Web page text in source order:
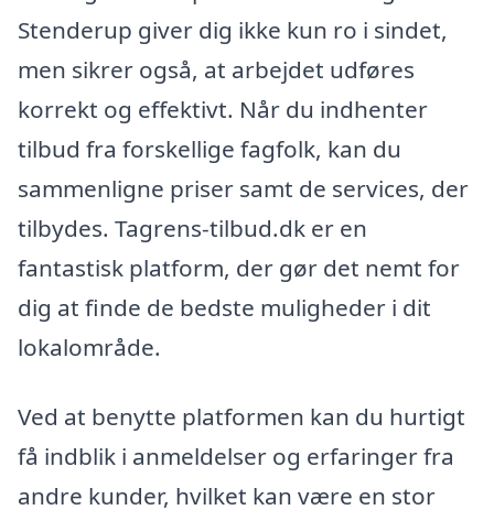
Stenderup giver dig ikke kun ro i sindet,
men sikrer også, at arbejdet udføres
korrekt og effektivt. Når du indhenter
tilbud fra forskellige fagfolk, kan du
sammenligne priser samt de services, der
tilbydes. Tagrens-tilbud.dk er en
fantastisk platform, der gør det nemt for
dig at finde de bedste muligheder i dit
lokalområde.
Ved at benytte platformen kan du hurtigt
få indblik i anmeldelser og erfaringer fra
andre kunder, hvilket kan være en stor